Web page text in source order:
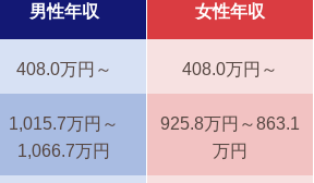
男性年収 女性年収
408.0万円～ 408.0万円～
1,015.7万円～
1,066.7万円
925.8万円～863.1
万円